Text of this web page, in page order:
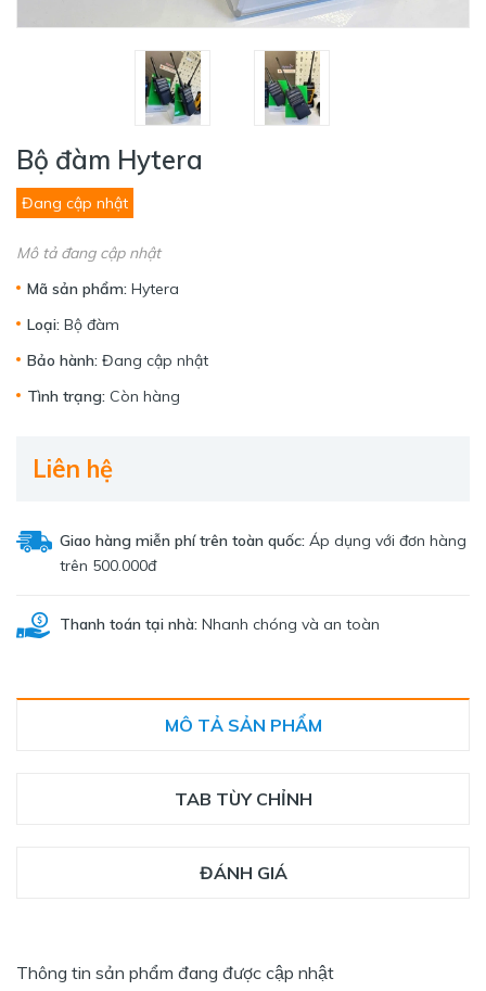
Bộ đàm Hytera
Đang cập nhật
Mô tả đang cập nhật
Mã sản phẩm: Hytera
Loại: Bộ đàm
Bảo hành: Đang cập nhật
Tình trạng: Còn hàng
Liên hệ
Giao hàng miễn phí trên toàn quốc: Áp dụng với đơn hàng
trên 500.000đ
Thanh toán tại nhà: Nhanh chóng và an toàn
MÔ TẢ SẢN PHẨM
TAB TÙY CHỈNH
ĐÁNH GIÁ
Thông tin sản phẩm đang được cập nhật